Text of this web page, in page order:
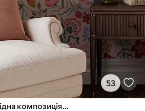
53
Яскрава квітково-ягідна композиція з папугами